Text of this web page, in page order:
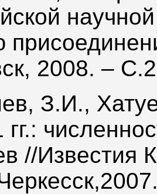
2008. –
З.И.,
гг.:
//